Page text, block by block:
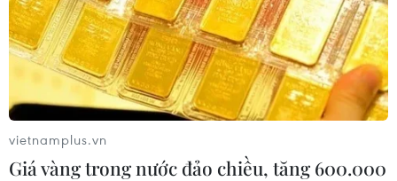
Thượng viện Mỹ phê chuẩn đề cử Bộ
trưởng Tư pháp Merrick Garland
11/03/2021 03:45
Ông Merrick Garland, 68 tuổi, là một thẩm phán giàu
kinh nghiệm và có uy tín, ông từng là quan chức cấp
vietnamplus.vn
Giá vàng trong nước đảo chiều, tăng 600.000